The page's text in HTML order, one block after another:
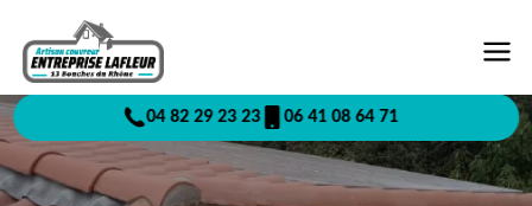
04 82 29 23 23 06 41 08 64 71